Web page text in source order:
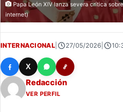
Papa León XIV lanza severa crítica
internet)
INTERNACIONAL| 27/05/2026|
X
Redacción
VER PERFIL